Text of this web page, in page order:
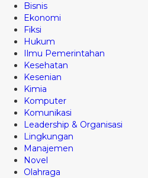
Bisnis
Ekonomi
Fiksi
Hukum
Ilmu Pemerintahan
Kesehatan
Kesenian
Kimia
Komputer
Komunikasi
Leadership & Organisasi
Lingkungan
Manajemen
Novel
Olahraga